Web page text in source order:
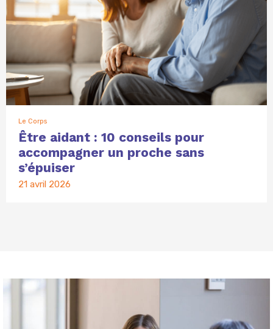
Le Corps
Être aidant : 10 conseils pour
accompagner un proche sans
s’épuiser
21 avril 2026